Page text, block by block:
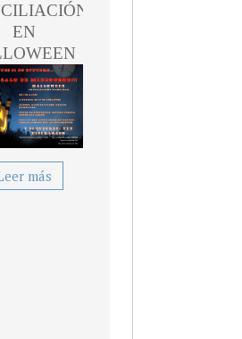
¡Atención
¿Buscas
opción
y segura
tus hijos
el verano en
mientras
y se
EN
más